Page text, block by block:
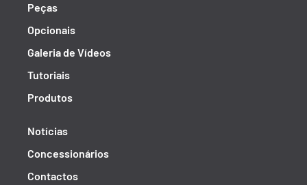
Peças
Opcionais
Galeria de Vídeos
Tutoriais
Produtos
Notícias
Concessionários
Contactos